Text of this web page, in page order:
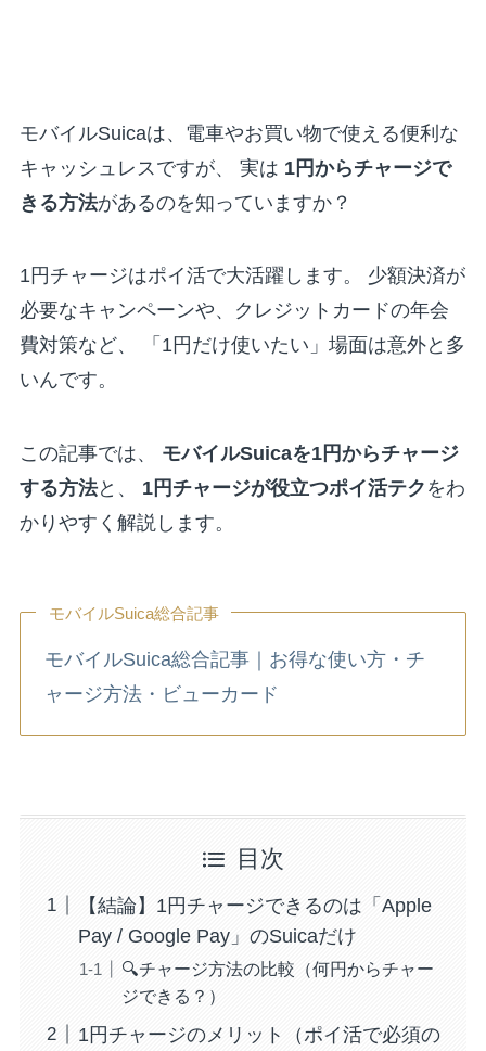
モバイルSuicaは、電車やお買い物で使える便利な
キャッシュレスですが、 実は 1円からチャージで
きる方法があるのを知っていますか？
1円チャージはポイ活で大活躍します。 少額決済が
必要なキャンペーンや、クレジットカードの年会
費対策など、 「1円だけ使いたい」場面は意外と多
いんです。
この記事では、 モバイルSuicaを1円からチャージ
する方法と、 1円チャージが役立つポイ活テク をわ
かりやすく解説します。
モバイルSuica総合記事
モバイルSuica総合記事｜お得な使い方・チ
ャージ方法・ビューカード
目次
【結論】1円チャージできるのは「Apple
Pay / Google Pay」のSuicaだけ
🔍チャージ方法の比較（何円からチャー
ジできる？）
1円チャージのメリット（ポイ活で必須の